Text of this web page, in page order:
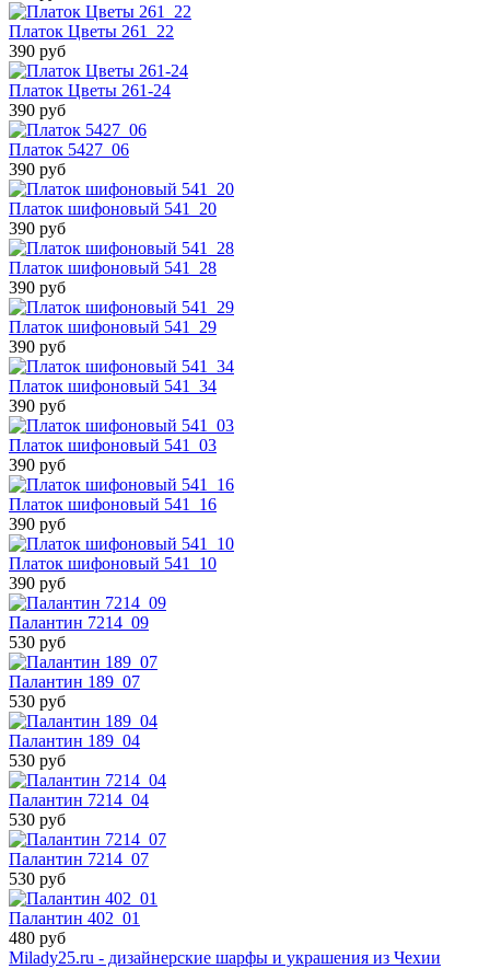
Платок Цветы 261_22
390 руб
Платок Цветы 261-24
390 руб
Платок 5427_06
390 руб
Платок шифоновый 541_20
390 руб
Платок шифоновый 541_28
390 руб
Платок шифоновый 541_29
390 руб
Платок шифоновый 541_34
390 руб
Платок шифоновый 541_03
390 руб
Платок шифоновый 541_16
390 руб
Платок шифоновый 541_10
390 руб
Палантин 7214_09
530 руб
Палантин 189_07
530 руб
Палантин 189_04
530 руб
Палантин 7214_04
530 руб
Палантин 7214_07
530 руб
Палантин 402_01
480 руб
Milady25.ru - дизайнерские шарфы и украшения из Чехии